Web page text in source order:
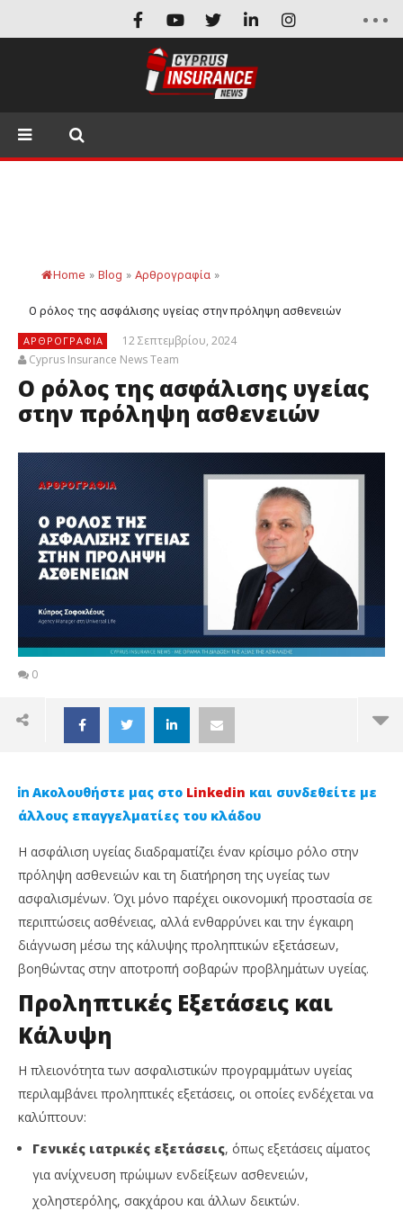
Home » Blog » Αρθρογραφία »
Ο ρόλος της ασφάλισης υγείας στην πρόληψη ασθενειών
ΑΡΘΡΟΓΡΑΦΊΑ
12 Σεπτεμβρίου, 2024
Cyprus Insurance News Team
Ο ρόλος της ασφάλισης υγείας
στην πρόληψη ασθενειών
0
NOW VIEWING
Ο ρόλος της ασφάλισης υγείας στην πρόληψη
12
Σεπτεμβρίου,
2024
Cyprus
News
Ακολουθήστε μας στο Linkedin και συνδεθείτε με
άλλους επαγγελματίες του κλάδου
Η ασφάλιση υγείας διαδραματίζει έναν κρίσιμο ρόλο στην
πρόληψη ασθενειών και τη διατήρηση της υγείας των
ασφαλισμένων. Όχι μόνο παρέχει οικονομική προστασία σε
περιπτώσεις ασθένειας, αλλά ενθαρρύνει και την έγκαιρη
διάγνωση μέσω της κάλυψης προληπτικών εξετάσεων,
βοηθώντας στην αποτροπή σοβαρών προβλημάτων υγείας.
Προληπτικές Εξετάσεις και
Κάλυψη
Η πλειονότητα των ασφαλιστικών προγραμμάτων υγείας
περιλαμβάνει προληπτικές εξετάσεις, οι οποίες ενδέχεται να
καλύπτουν:
Γενικές ιατρικές εξετάσεις, όπως εξετάσεις αίματος
για ανίχνευση πρώιμων ενδείξεων ασθενειών,
χοληστερόλης, σακχάρου και άλλων δεικτών.